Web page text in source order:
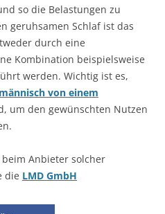
so die Belastungen zu
geruhsamen Schlaf ist das
durch eine
Kombination beispielsweise
werden. Wichtig ist es,
von einem
um den gewünschten Nutzen
Anbieter solcher
die LMD GmbH